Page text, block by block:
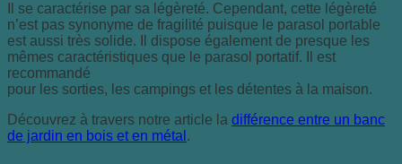
Il se caractérise par sa légèreté. Cependant, cette légèreté
n’est pas synonyme de fragilité puisque le parasol portable
est aussi très solide. Il dispose également de presque les
mêmes caractéristiques que le parasol portatif. Il est
recommandé
pour les sorties, les campings et les détentes à la maison.
Découvrez à travers notre article la différence entre un banc
de jardin en bois et en métal .